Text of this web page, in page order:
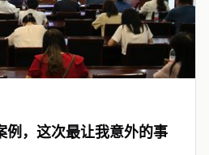
例，这次最让我意外的事